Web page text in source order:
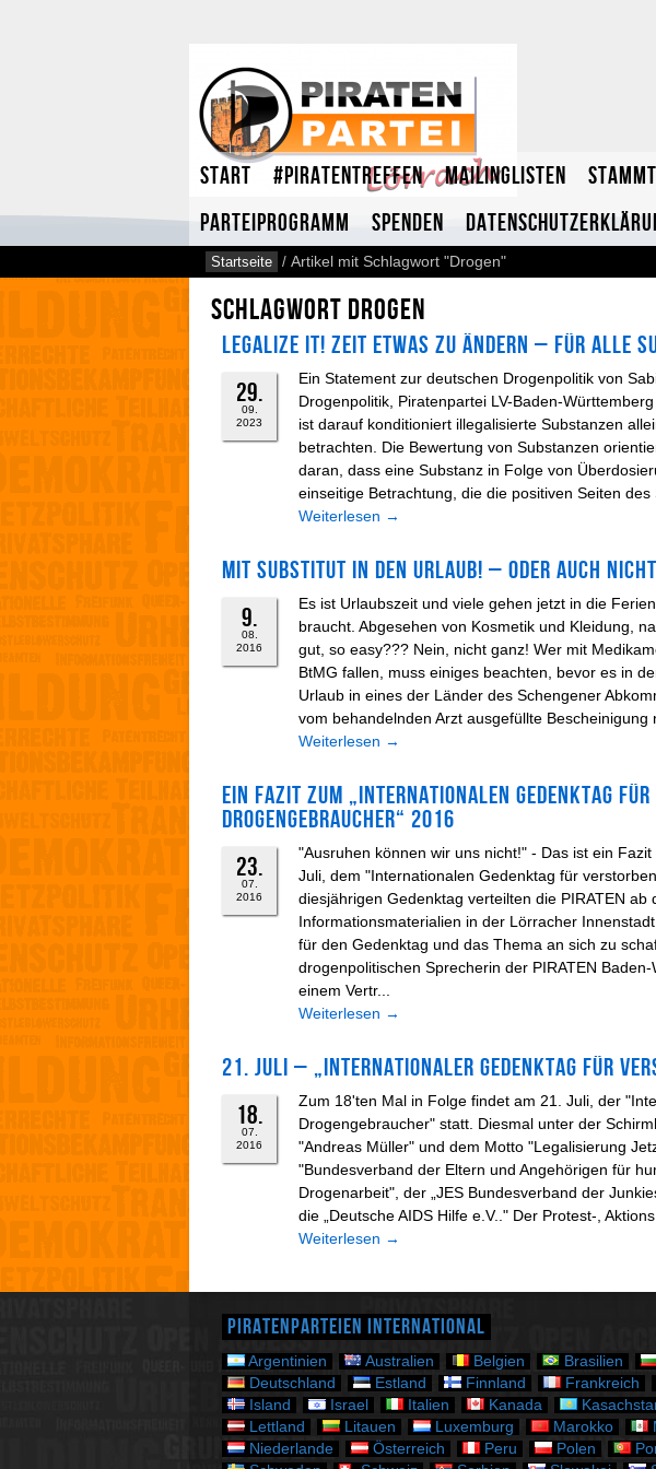
Start #Piratentreffen Mailinglisten
Parteiprogramm
Spenden
Startseite / Artikel mit Schlagwort "Drogen"
Schlagwort Drogen
Legalize it! Zeit etwas zu ändern – für alle
29.
09.
2023
Ein Statement zur deutschen Drogenpolitik von
Drogenpolitik, Piratenpartei LV-Baden-
ist darauf konditioniert illegalisierte Substanzen
betrachten. Die Bewertung von Substanzen
daran, dass eine Substanz in Folge von
einseitige Betrachtung, die die positiven Seiten des
Weiterlesen →
Mit Substitut in den Urlaub! – Oder auch
9.
08.
2016
Es ist Urlaubszeit und viele gehen jetzt in die
braucht. Abgesehen von Kosmetik und Kleidung,
gut, so easy??? Nein, nicht ganz! Wer mit
BtMG fallen, muss einiges beachten, bevor es in
Urlaub in eines der Länder des Schengener
vom behandelnden Arzt ausgefüllte Bescheinigung
Weiterlesen →
Ein Fazit zum „Internationalen Gedenktag
Drogengebraucher“ 2016
23.
07.
2016
"Ausruhen können wir uns nicht!" - Das ist ein Fazit
Juli, dem "Internationalen Gedenktag für
diesjährigen Gedenktag verteilten die PIRATEN ab
Informationsmaterialien in der Lörracher
für den Gedenktag und das Thema an sich zu
drogenpolitischen Sprecherin der PIRATEN
einem Vertr...
Weiterlesen →
21. Juli – „Internationaler Gedenktag für
18.
07.
2016
Zum 18'ten Mal in Folge findet am 21. Juli, der
Drogengebraucher" statt. Diesmal unter der
"Andreas Müller" und dem Motto "Legalisierung
"Bundesverband der Eltern und Angehörigen für
Drogenarbeit", der „JES Bundesverband der
die „Deutsche AIDS Hilfe e.V.." Der Protest-,
Weiterlesen →
Piratenparteien International
Argentinien Australien Belgien Brasilien
Deutschland
Estland Finnland Frankreich
Island
Israel Italien Kanada
Lettland
Litauen Luxemburg Marokko
Niederlande
Österreich Peru Polen